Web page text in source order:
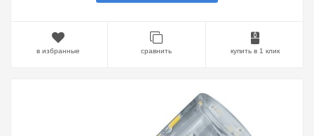
в избранные сравнить купить в 1 клик